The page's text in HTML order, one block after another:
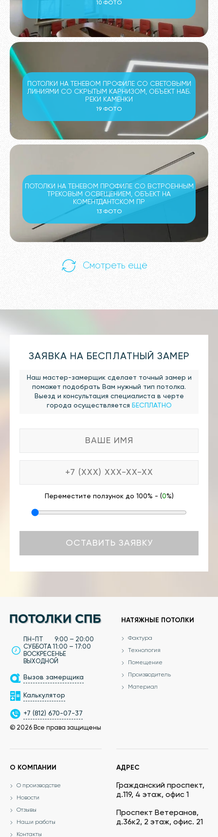
10 ФОТО
ПОТОЛКИ НА ТЕНЕВОМ ПРОФИЛЕ СО СВЕТОВЫМИ
ЛИНИЯМИ СО СКРЫТЫМ КАРНИЗОМ, ОБЪЕКТ НАБ.
РЕКИ КАМЕНКИ
19 ФОТО
ПОТОЛКИ НА ТЕНЕВОМ ПРОФИЛЕ СО ВСТРОЕННЫМ
ТРЕКОВЫМ ОСВЕЩЕНИЕМ, ОБЪЕКТ НА
КОМЕНТДАНТСКОМ ПР
13 ФОТО
Смотреть ещё
ЗАЯВКА НА БЕСПЛАТНЫЙ ЗАМЕР
Наш мастер-замерщик сделает точный замер и
поможет подобрать Вам нужный тип потолка.
Выезд и консультация специалиста в черте
города осуществляется БЕСПЛАТНО
Переместите ползунок до 100% - (0%)
ПН-ПТ 9:00 – 20:00
СУББОТА 11:00 – 17:00
ВОСКРЕСЕНЬЕ
ВЫХОДНОЙ
Вызов замерщика
Калькулятор
+7 (812) 670-07-37
© 2026 Все права защищены
НАТЯЖНЫЕ ПОТОЛКИ
Фактура
Технология
Помещение
Производитель
Материал
О КОМПАНИИ
О производстве
Новости
Отзывы
Наши работы
Контакты
АДРЕС
Гражданский проспект,
д.119, 4 этаж, офис 1
Проспект Ветеранов,
д.36к2, 2 этаж, офис. 21